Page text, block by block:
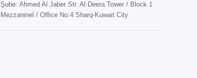
Şube: Ahmed Al Jaber Str. Al Deera Tower / Block 1
Mezzaninel / Office No:4 Sharq-Kuwait City